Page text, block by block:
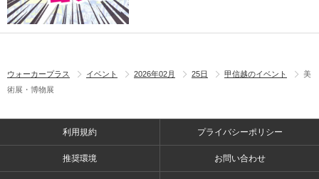
ウォーカープラス イベント 2026年02月 25日 甲信越のイベント
美
術展・博物展
利用規約 プライバシーポリシー
推奨環境 お問い合わせ